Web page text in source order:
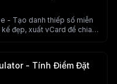
- Tạo danh thiếp số miễn
đẹp, xuất vCard để chia
- Tính Điểm Đặt